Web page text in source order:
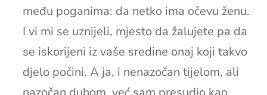
među poganima: da netko ima očevu ženu.
I vi mi se uznijeli, mjesto da žalujete pa da
se iskorijeni iz vaše sredine onaj koji takvo
djelo počini. A ja, i nenazočan tijelom, ali